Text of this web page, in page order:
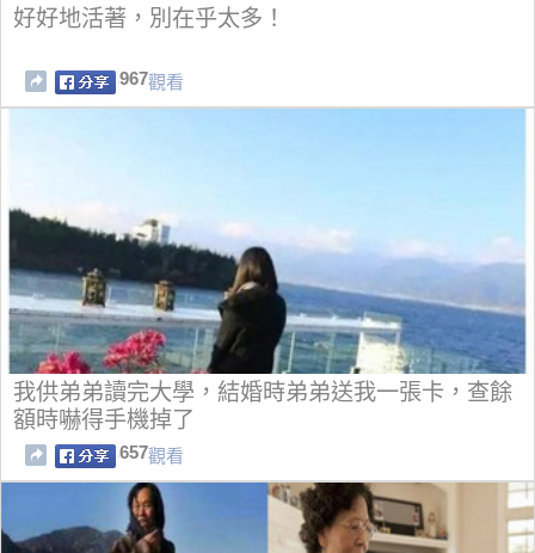
好好地活著，別在乎太多！
967觀看
我供弟弟讀完大學，結婚時弟弟送我一張卡，查餘
額時嚇得手機掉了
657觀看